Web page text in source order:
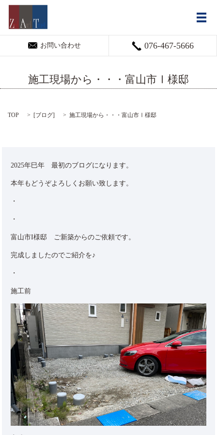
お問い合わせ 076-467-5666
メ
施工現場から・・・富山市Ⅰ様邸
TOP [ブログ] 施工現場から・・・富山市Ⅰ様邸
2025年巳年 最初のブログになります。
本年もどうぞよろしくお願い致します。
・
・
富山市I様邸 ご新築からのご依頼です。
完成しましたのでご紹介を♪
・
施工前